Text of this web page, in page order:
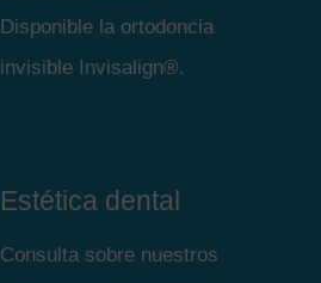
Disponible la ortodoncia
invisible Invisalign®.
Estética dental
Consulta sobre nuestros